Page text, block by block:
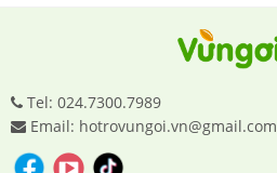
Tel: 024.7300.7989
Email: hotrovungoi.vn@gmail.com